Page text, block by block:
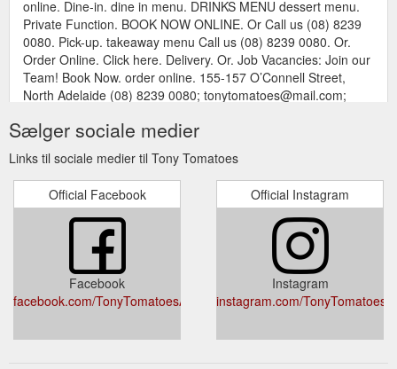
online. Dine-in. dine in menu. DRINKS MENU dessert menu.
Private Function. BOOK NOW ONLINE. Or Call us (08) 8239
0080. Pick-up. takeaway menu Call us (08) 8239 0080. Or.
Order Online. Click here. Delivery. Or. Job Vacancies: Join our
Team! Book Now. order online. 155-157 O’Connell Street,
North Adelaide (08) 8239 0080; tonytomatoes@mail.com;
https://www.tonytomatoes.com.au/home/tonytomatoes_awards-
no-shadow/
Sælger sociale medier
Links til sociale medier til Tony Tomatoes
Official Facebook
Facebook
facebook.com/TonyTomatoesADL
Official Instagram
Instagram
instagram.com/